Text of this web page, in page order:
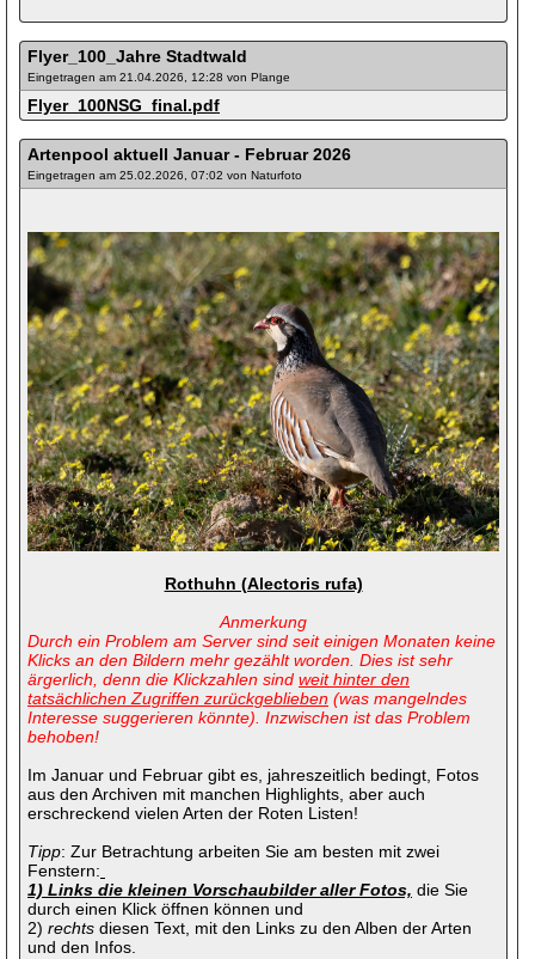
Flyer_100_Jahre Stadtwald
Eingetragen am 21.04.2026, 12:28 von Plange
Flyer_100NSG_final.pdf
Artenpool aktuell Januar - Februar 2026
Eingetragen am 25.02.2026, 07:02 von Naturfoto
Rothuhn (Alectoris rufa)
Anmerkung
Durch ein Problem am Server sind seit einigen Monaten keine
Klicks an den Bildern mehr gezählt worden. Dies ist sehr
ärgerlich, denn die Klickzahlen sind weit hinter den
tatsächlichen Zugriffen zurückgeblieben (was mangelndes
Interesse suggerieren könnte). Inzwischen ist das Problem
behoben!
Im Januar und Februar gibt es, jahreszeitlich bedingt, Fotos
aus den Archiven mit manchen Highlights, aber auch
erschreckend vielen Arten der Roten Listen!
Tipp: Zur Betrachtung arbeiten Sie am besten mit zwei
Fenstern:
1) Links die kleinen Vorschaubilder aller Fotos, die Sie
durch einen Klick öffnen können und
2) rechts diesen Text, mit den Links zu den Alben der Arten
und den Infos.